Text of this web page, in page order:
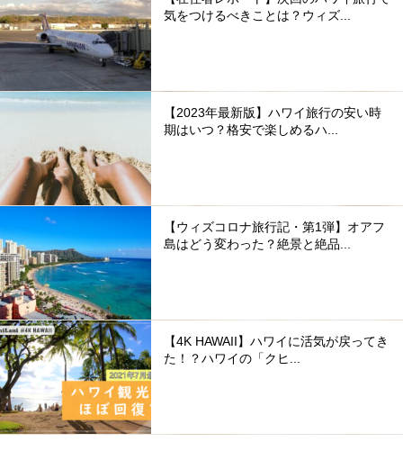
気をつけるべきことは？ウィズ...
【2023年最新版】ハワイ旅行の安い時
期はいつ？格安で楽しめるハ...
【ウィズコロナ旅行記・第1弾】オアフ
島はどう変わった？絶景と絶品...
【4K HAWAII】ハワイに活気が戻ってき
た！？ハワイの「クヒ...